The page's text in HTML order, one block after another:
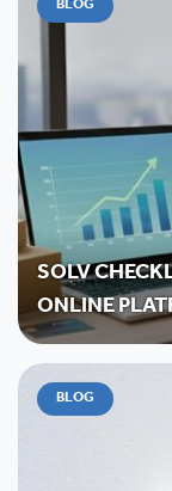
BLOG
SOLV
ONLINE
BLOG